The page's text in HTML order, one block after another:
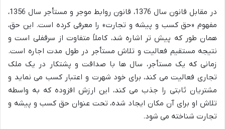
در مقابل قانون سال 1376، قانون روابط موجر و مستأجر سال 1356،
مفهوم «حق کسب و پیشه و تجارت» را معرفی کرده است. این حق،
همان طور که پیش تر اشاره شد، کاملاً متفاوت از سرقفلی است و
نتیجه مستقیم فعالیت و تلاش مستأجر در طول مدت اجاره است.
زمانی که یک مستأجر، سال ها با صداقت و پشتکار در یک ملک
تجاری فعالیت می کند، برای خود شهرت و اعتبار کسب می نماید و
مشتریان ثابتی را جذب می کند، این ارزش افزوده که به واسطه
تلاش او برای آن مکان ایجاد شده، تحت عنوان حق کسب و پیشه و
تجارت شناخته می شود.